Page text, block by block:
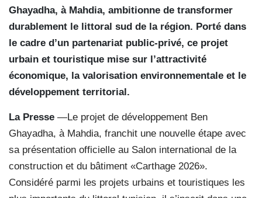
Ghayadha, à Mahdia, ambitionne de transformer
durablement le littoral sud de la région. Porté dans
le cadre d’un partenariat public-privé, ce projet
urbain et touristique mise sur l’attractivité
économique, la valorisation environnementale et le
développement territorial.
La Presse —Le projet de développement Ben
Ghayadha, à Mahdia, franchit une nouvelle étape avec
sa présentation officielle au Salon international de la
construction et du bâtiment «Carthage 2026».
Considéré parmi les projets urbains et touristiques les